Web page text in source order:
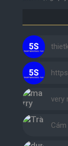
very
Cám